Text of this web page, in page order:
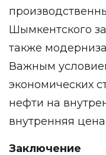
Шымкентского
также
Важным
экономических
нефти на
внутренняя
Заключение